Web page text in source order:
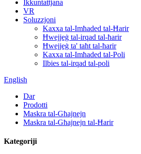
Ikkuntattjana
VR
Soluzzjoni
Kaxxa tal-Imħaded tal-Ħarir
Ħwejjeġ tal-irqad tal-ħarir
Ħwejjeġ ta' taħt tal-ħarir
Kaxxa tal-Imħaded tal-Poli
Ilbies tal-irqad tal-poli
English
Dar
Prodotti
Maskra tal-Għajnejn
Maskra tal-Għajnejn tal-Ħarir
Kategoriji